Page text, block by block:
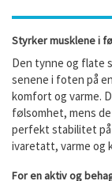
Styrker musklene i
Den tynne og flate
senene i foten på
komfort og varme.
følsomhet, mens
perfekt stabilitet
ivaretatt, varme og
For en aktiv og